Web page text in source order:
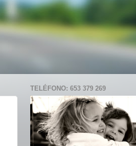
TELÉFONO: 653 379 269